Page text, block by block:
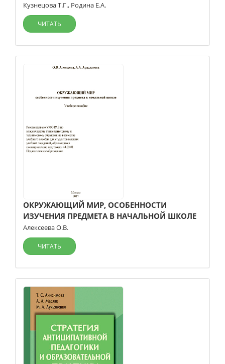
Кузнецова Т.Г., Родина Е.А.
ЧИТАТЬ
ОКРУЖАЮЩИЙ МИР, ОСОБЕННОСТИ
ИЗУЧЕНИЯ ПРЕДМЕТА В НАЧАЛЬНОЙ ШКОЛЕ
Алексеева О.В.
ЧИТАТЬ